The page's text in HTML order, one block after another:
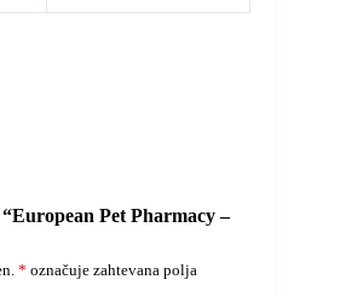
Pet Pharmacy –
* označuje zahtevana polja